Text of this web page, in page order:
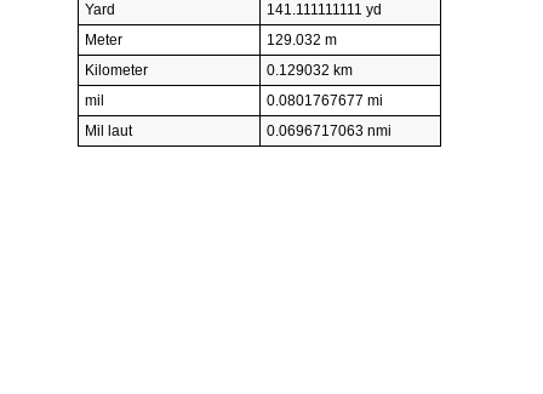
Yard
141.111111111 yd
Meter
129.032 m
Kilometer
0.129032 km
mil
0.0801767677 mi
Mil laut
0.0696717063 nmi